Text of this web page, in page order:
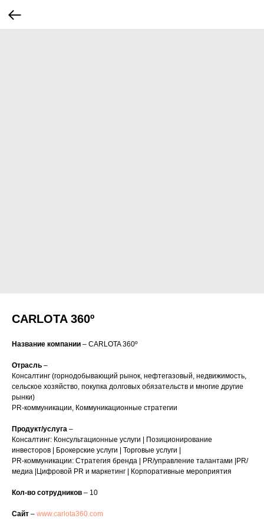
CARLOTA 360º
Название компании – CARLOTA 360º
Отрасль –
Консалтинг (горнодобывающий рынок, нефтегазовый, недвижимость,
сельское хозяйство, покупка долговых обязательств и многие другие
рынки)
PR-коммуникации, Коммуникационные стратегии
Продукт/услуга –
Консалтинг: Консультационные услуги | Позиционирование
инвесторов | Брокерские услуги | Торговые услуги |
PR-коммуникации: Стратегия бренда | PR/управление талантами |PR/
медиа |Цифровой PR и маркетинг | Корпоративные мероприятия
Кол-во сотрудников – 10
Сайт – www.carlota360.com